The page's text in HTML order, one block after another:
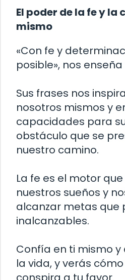
El poder de la fe y la
mismo
«Con fe y
posible», nos enseña
Sus frases nos
nosotros mismos y
capacidades para
obstáculo que se
nuestro camino.
La fe es el motor
nuestros sueños y
alcanzar metas que
inalcanzables.
Confía en ti mismo
la vida, y verás